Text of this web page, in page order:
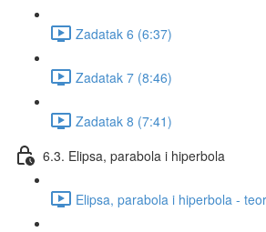
Zadatak 6 (6:37)
Zadatak 7 (8:46)
Zadatak 8 (7:41)
6.3. Elipsa, parabola i hiperbola
Elipsa, parabola i hiperbola -